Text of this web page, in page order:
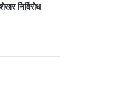
निर्विरोध